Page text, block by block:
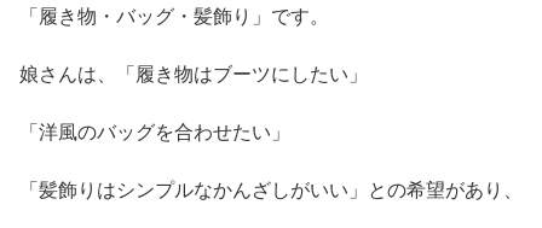
「履き物・バッグ・髪飾り」です。
娘さんは、「履き物はブーツにしたい」
「洋風のバッグを合わせたい」
「髪飾りはシンプルなかんざしがいい」との希望があり、